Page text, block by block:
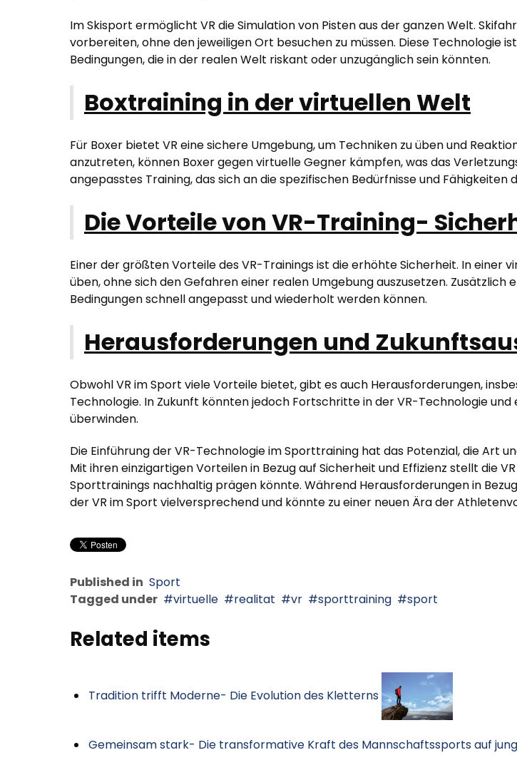
Im Skisport ermöglicht VR die Simulation von Pisten aus der ganzen Welt.
vorbereiten, ohne den jeweiligen Ort besuchen zu müssen. Diese
Bedingungen, die in der realen Welt riskant oder unzugänglich sein könnten.
Boxtraining in der virtuellen Welt
Für Boxer bietet VR eine sichere Umgebung, um Techniken zu üben und
anzutreten, können Boxer gegen virtuelle Gegner kämpfen, was das
angepasstes Training, das sich an die spezifischen Bedürfnisse und Fähigkeiten
Die Vorteile von VR-Training-
Einer der größten Vorteile des VR-Trainings ist die erhöhte Sicherheit. In
üben, ohne sich den Gefahren einer realen Umgebung auszusetzen. Zusätzlich
Bedingungen schnell angepasst und wiederholt werden können.
Herausforderungen und
Obwohl VR im Sport viele Vorteile bietet, gibt es auch Herausforderungen,
Technologie. In Zukunft könnten jedoch Fortschritte in der VR-Technologie
überwinden.
Die Einführung der VR-Technologie im Sporttraining hat das Potenzial, die Art
Mit ihren einzigartigen Vorteilen in Bezug auf Sicherheit und Effizienz stellt die
Sporttrainings nachhaltig prägen könnte. Während Herausforderungen in
der VR im Sport vielversprechend und könnte zu einer neuen Ära der
Published in Sport
Tagged under
virtuelle realitat vr sporttraining sport
Related items
Tradition trifft Moderne- Die Evolution des Kletterns
Gemeinsam stark- Die transformative Kraft des Mannschaftssports auf